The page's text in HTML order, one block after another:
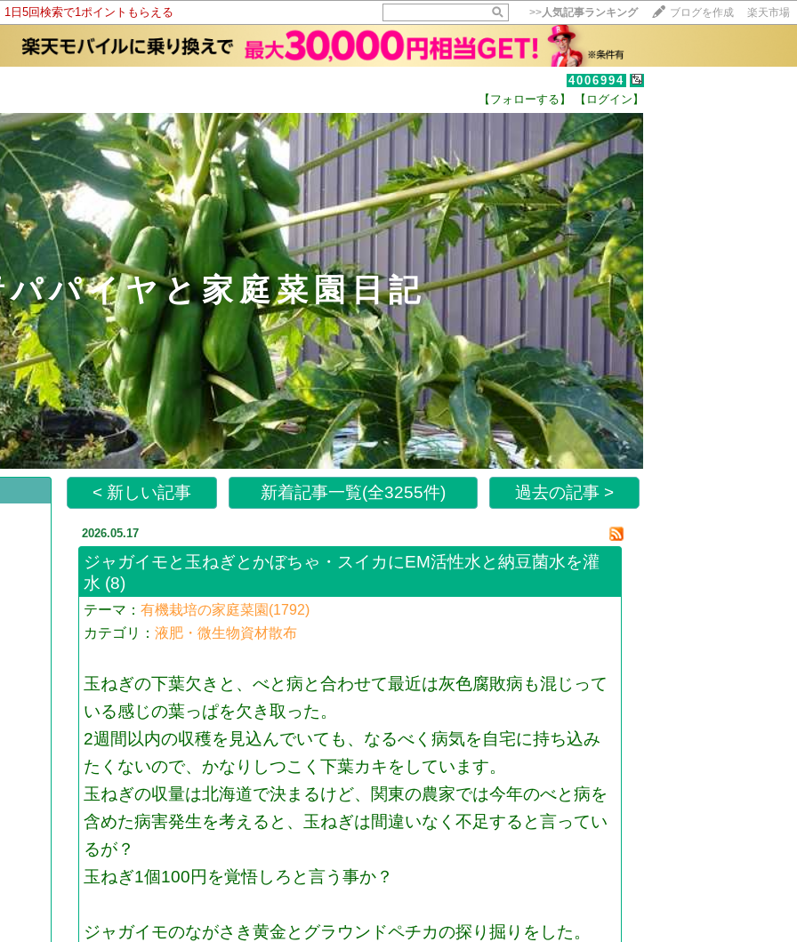
日5回検索で1ポイントもらえる >>人気記事ランキング ブログを作成 楽天市場
4006994
【フォローする】
【ログイン】
パパイヤと家庭菜園日記
15記事にいいね！で1ポイント
10秒滞在
いいね!
< 新しい記事 新着記事一覧(全3255件) 過去の記事 >
2026.05.17
ジャガイモと玉ねぎとかぼちゃ・スイカにEM活性水と納豆菌水を灌
水 (8)
テーマ：有機栽培の家庭菜園(1792)
カテゴリ：液肥・微生物資材散布
玉ねぎの下葉欠きと、べと病と合わせて最近は灰色腐敗病も混じって
いる感じの葉っぱを欠き取った。
2週間以内の収穫を見込んでいても、なるべく病気を自宅に持ち込み
たくないので、かなりしつこく下葉カキをしています。
玉ねぎの収量は北海道で決まるけど、関東の農家では今年のべと病を
含めた病害発生を考えると、玉ねぎは間違いなく不足すると言ってい
るが？
玉ねぎ1個100円を覚悟しろと言う事か？
ジャガイモのながさき黄金とグラウンドペチカの探り掘りをした。